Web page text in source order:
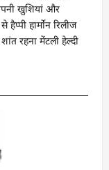
खुशियां और
हार्मोन रिलीज
रहना मेंटली हेल्दी